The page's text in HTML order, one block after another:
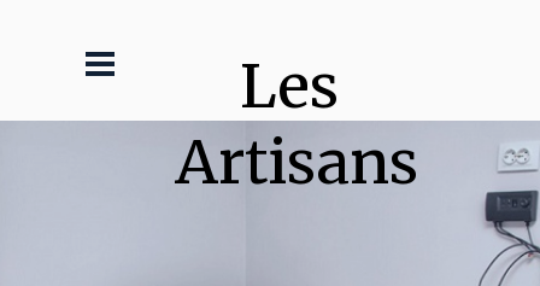
Les
Artisans